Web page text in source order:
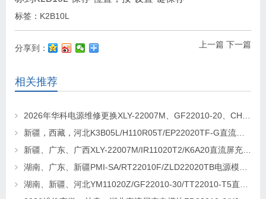
标签： K2B10L
上一篇 下一篇
分享到：
相关推荐
2026年华科电源维修更换XLY-22007M、GF22010-20、CHR-22020直流屏充电模块
新疆，西藏，河北K3B05L/H110R05T/EP22020TF-G直流屏充电模块维修更换
新疆、广东、广西XLY-22007M/IR11020T2/K6A20直流屏充电模块维修更换
湖南、广东、新疆PMI-SA/RT22010F/ZLD22020TB电源模块维修更换
湖南、新疆、河北YM11020Z/GF22010-30/TT22010-T5直流屏充电模块维修更换